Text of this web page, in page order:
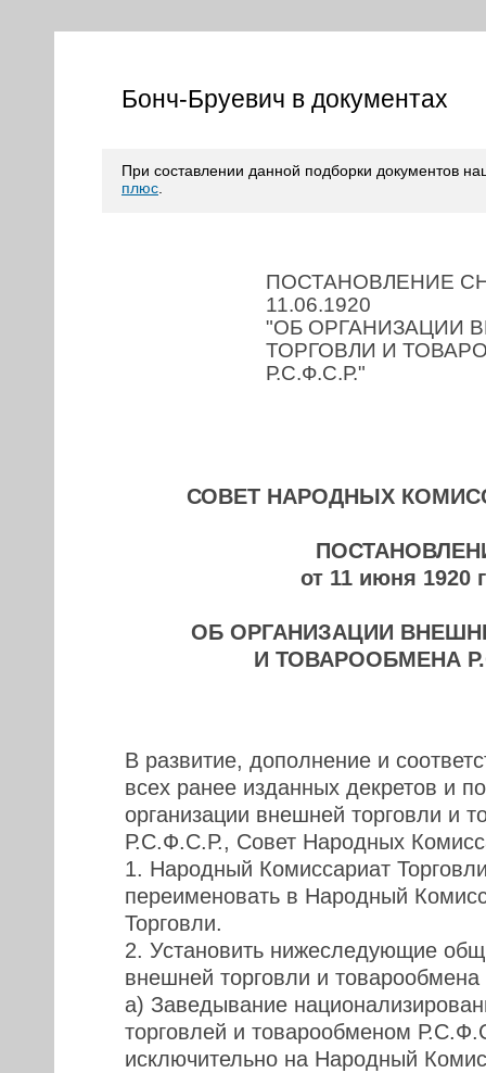
Бонч-Бруевич в документах
При составлении данной подборки документов
плюс
ПОСТАНОВЛЕНИЕ
11.06.1920
"ОБ ОРГАНИЗАЦИИ
ТОРГОВЛИ И
Р.С.Ф.С.Р."
СОВЕТ НАРОДНЫХ
от 11 июня 1920
ОБ ОРГАНИЗАЦИИ
И ТОВАРООБМЕНА
В развитие, дополнение и
всех ранее изданных декретов и
организации внешней торговли и
Р.С.Ф.С.Р., Совет Народных
1. Народный Комиссариат
переименовать в Народный
Торговли.
2. Установить нижеследующие
внешней торговли и товарообмена
а) Заведывание
торговлей и товарообменом
исключительно на Народный